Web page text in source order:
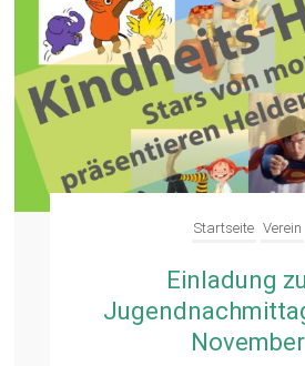
Startseite Verein
Einladung
November